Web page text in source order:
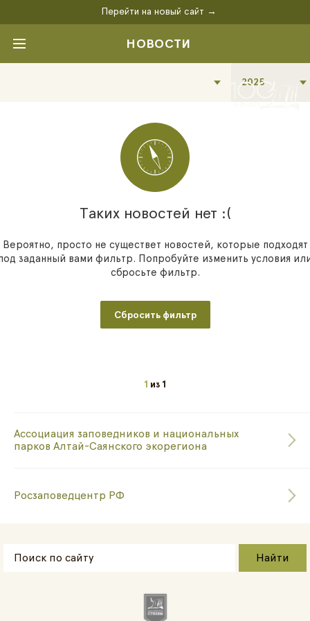
Перейти на новый сайт →
НОВОСТИ
2025
Таких новостей нет :(
Вероятно, просто не существет новостей, которые подходят
заданный вами фильтр. Попробуйте изменить условия
сбросьте фильтр.
Сбросить фильтр
1 из 1
Ассоциация заповедников и национальных
парков Алтай-Саянского экорегиона
Росзаповедцентр РФ